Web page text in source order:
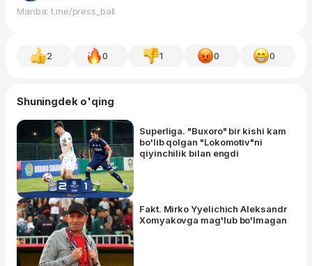
Manba: t.me/press_ball
2 0 1 0 0
Shuningdek o'qing
Superliga. "Buxoro" bir kishi kam
bo'lib qolgan "Lokomotiv"ni
qiyinchilik bilan engdi
Fakt. Mirko Yyelichich Aleksandr
Xomyakovga mag'lub bo'lmagan